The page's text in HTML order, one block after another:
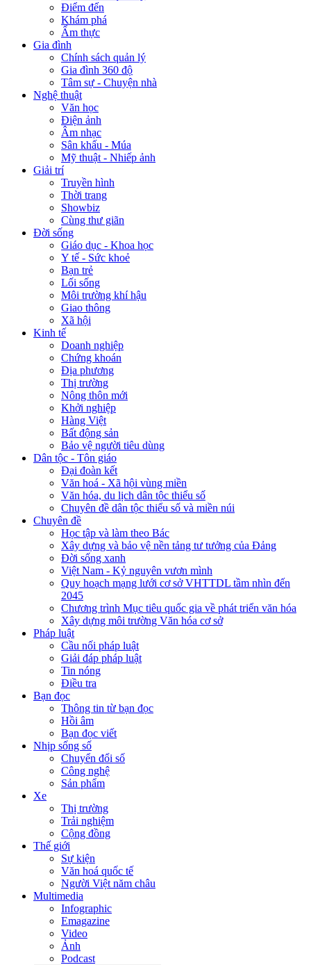
Điểm đến
Khám phá
Ẩm thực
Gia đình
Chính sách quản lý
Gia đình 360 độ
Tâm sự - Chuyện nhà
Nghệ thuật
Văn học
Điện ảnh
Âm nhạc
Sân khấu - Múa
Mỹ thuật - Nhiếp ảnh
Giải trí
Truyền hình
Thời trang
Showbiz
Cùng thư giãn
Đời sống
Giáo dục - Khoa học
Y tế - Sức khoẻ
Bạn trẻ
Lối sống
Môi trường khí hậu
Giao thông
Xã hội
Kinh tế
Doanh nghiệp
Chứng khoán
Địa phương
Thị trường
Nông thôn mới
Khởi nghiệp
Hàng Việt
Bất động sản
Bảo vệ người tiêu dùng
Dân tộc - Tôn giáo
Đại đoàn kết
Văn hoá - Xã hội vùng miền
Văn hóa, du lịch dân tộc thiểu số
Chuyên đề dân tộc thiểu số và miền núi
Chuyên đề
Học tập và làm theo Bác
Xây dựng và bảo vệ nền tảng tư tưởng của Đảng
Đời sống xanh
Việt Nam - Kỷ nguyên vươn mình
Quy hoạch mạng lưới cơ sở VHTTDL tầm nhìn đến
2045
Chương trình Mục tiêu quốc gia về phát triển văn hóa
Xây dựng môi trường Văn hóa cơ sở
Pháp luật
Cầu nối pháp luật
Giải đáp pháp luật
Tin nóng
Điều tra
Bạn đọc
Thông tin từ bạn đọc
Hồi âm
Bạn đọc viết
Nhịp sống số
Chuyển đổi số
Công nghệ
Sản phẩm
Xe
Thị trường
Trải nghiệm
Cộng đồng
Thế giới
Sự kiện
Văn hoá quốc tế
Người Việt năm châu
Multimedia
Infographic
Emagazine
Video
Ảnh
Podcast